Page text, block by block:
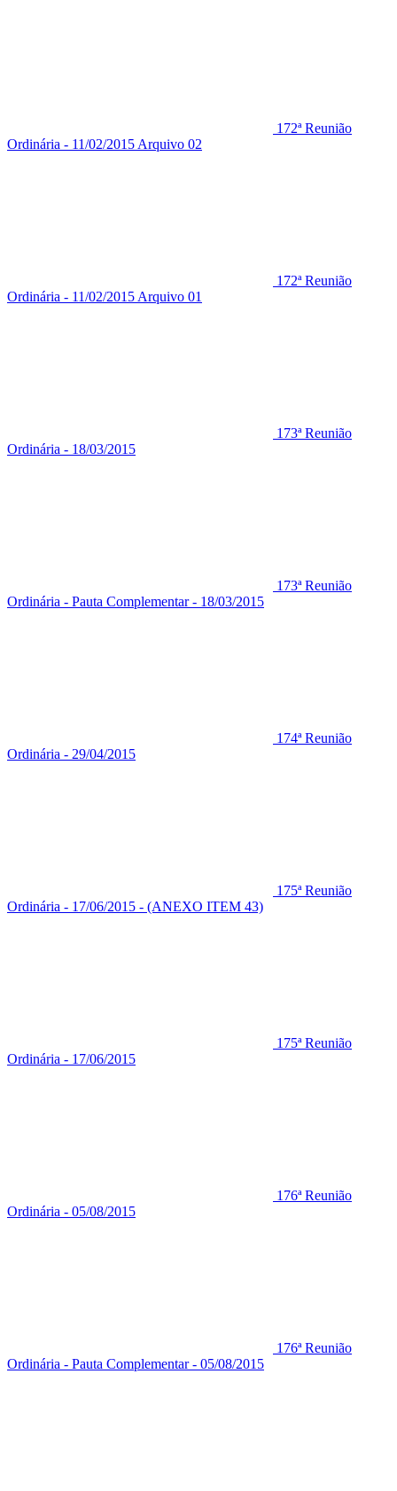
172ª Reunião
Ordinária - 11/02/2015 Arquivo 02
172ª Reunião
Ordinária - 11/02/2015 Arquivo 01
173ª Reunião
Ordinária - 18/03/2015
173ª Reunião
Ordinária - Pauta Complementar - 18/03/2015
174ª Reunião
Ordinária - 29/04/2015
175ª Reunião
Ordinária - 17/06/2015 - (ANEXO ITEM 43)
175ª Reunião
Ordinária - 17/06/2015
176ª Reunião
Ordinária - 05/08/2015
176ª Reunião
Ordinária - Pauta Complementar - 05/08/2015